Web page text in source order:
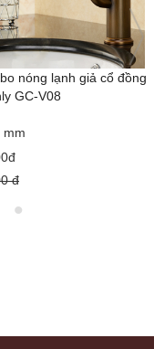
nóng lạnh giả cổ đồng
GC-V08
mm
đ